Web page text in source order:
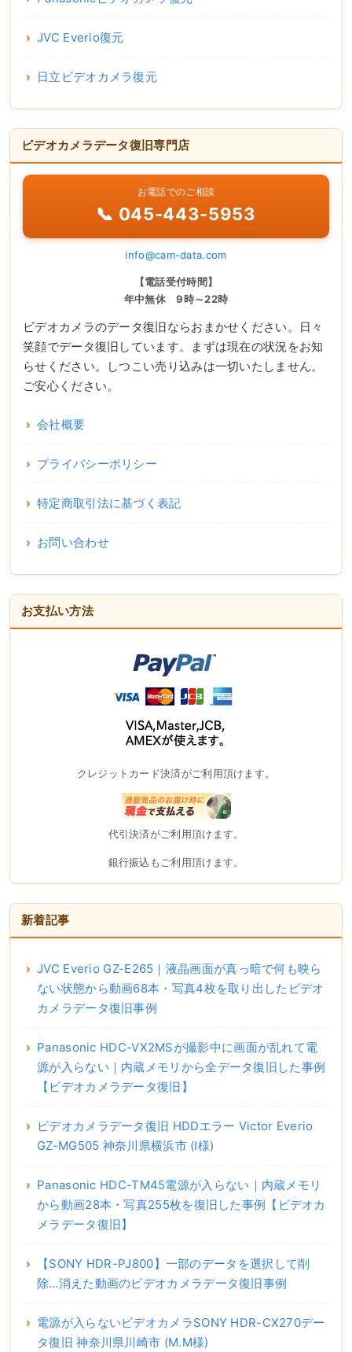
JVC Everio復元
日立ビデオカメラ復元
ビデオカメラデータ復旧専門店
お電話でのご相談
📞 045-443-5953
info@cam-data.com
【電話受付時間】
年中無休 9時～22時
ビデオカメラのデータ復旧ならおまかせください。日々
笑顔でデータ復旧しています。まずは現在の状況をお知
らせください。しつこい売り込みは一切いたしません。
ご安心ください。
会社概要
プライバシーポリシー
特定商取引法に基づく表記
お問い合わせ
お支払い方法
クレジットカード決済がご利用頂けます。
代引決済がご利用頂けます。
銀行振込もご利用頂けます。
新着記事
JVC Everio GZ-E265｜液晶画面が真っ暗で何も映ら
ない状態から動画68本・写真4枚を取り出したビデオ
カメラデータ復旧事例
Panasonic HDC-VX2MSが撮影中に画面が乱れて電
源が入らない｜内蔵メモリから全データ復旧した事例
【ビデオカメラデータ復旧】
ビデオカメラデータ復旧 HDDエラー Victor Everio
GZ-MG505 神奈川県横浜市 (I様)
Panasonic HDC-TM45電源が入らない｜内蔵メモリ
から動画28本・写真255枚を復旧した事例【ビデオカ
メラデータ復旧】
【SONY HDR-PJ800】一部のデータを選択して削
除…消えた動画のビデオカメラデータ復旧事例
電源が入らないビデオカメラSONY HDR-CX270デー
タ復旧 神奈川県川崎市 (M.M様)